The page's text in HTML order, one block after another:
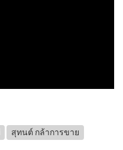
สุทนต์ กล้าการขาย